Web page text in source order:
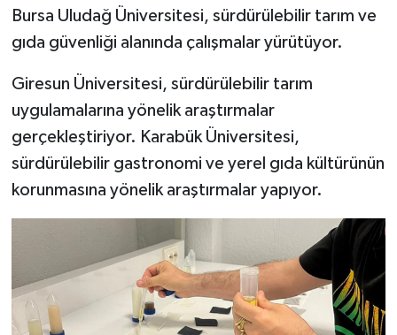
Bursa Uludağ Üniversitesi, sürdürülebilir tarım ve
gıda güvenliği alanında çalışmalar yürütüyor.
Giresun Üniversitesi, sürdürülebilir tarım
uygulamalarına yönelik araştırmalar
gerçekleştiriyor. Karabük Üniversitesi,
sürdürülebilir gastronomi ve yerel gıda kültürünün
korunmasına yönelik araştırmalar yapıyor.